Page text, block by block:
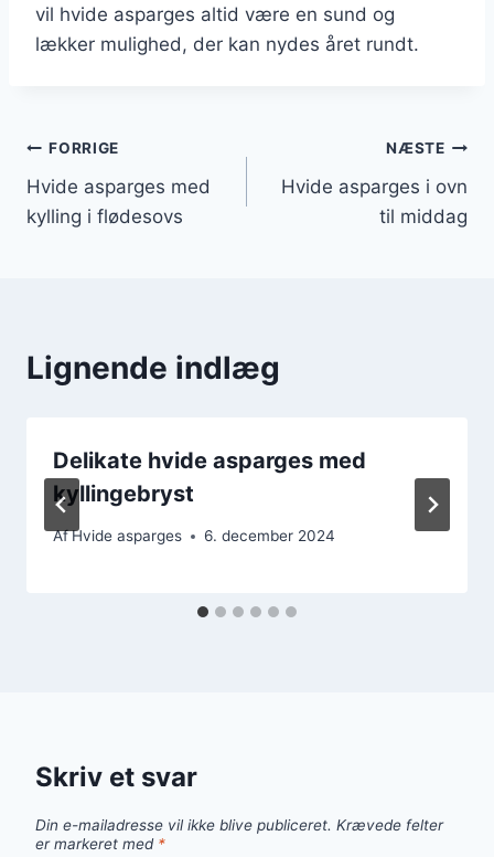
vil hvide asparges altid være en sund og
lækker mulighed, der kan nydes året rundt.
Indlægsnavigation
FORRIGE
Hvide asparges med
kylling i flødesovs
NÆSTE
Hvide asparges i ovn
til middag
Lignende indlæg
Delikate hvide asparges med
kyllingebryst
AfHvide asparges 6. december 2024
Skriv et svar
Din e-mailadresse vil ikke blive publiceret. Krævede felter
er markeret med *